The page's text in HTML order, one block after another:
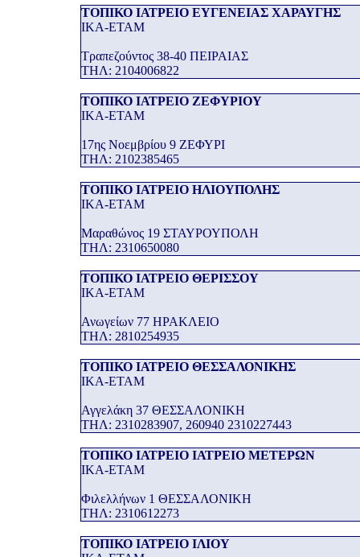
ΤΟΠΙΚΟ ΙΑΤΡΕΙΟ ΕΥΓΕΝΕΙΑΣ ΧΑΡΑΥΓΗΣ
ΙΚΑ-ΕΤΑΜ
Τραπεζούντος 38-40 ΠΕΙΡΑΙΑΣ
THΛ: 2104006822
ΤΟΠΙΚΟ ΙΑΤΡΕΙΟ ΖΕΦΥΡΙΟΥ
ΙΚΑ-ΕΤΑΜ
17ης Νοεμβρίου 9 ΖΕΦΥΡΙ
THΛ: 2102385465
ΤΟΠΙΚΟ ΙΑΤΡΕΙΟ ΗΛΙΟΥΠΟΛΗΣ
ΙΚΑ-ΕΤΑΜ
Μαραθώνος 19 ΣΤΑΥΡΟΥΠΟΛΗ
THΛ: 2310650080
ΤΟΠΙΚΟ ΙΑΤΡΕΙΟ ΘΕΡΙΣΣΟΥ
ΙΚΑ-ΕΤΑΜ
Ανωγείων 77 ΗΡΑΚΛΕΙΟ
THΛ: 2810254935
ΤΟΠΙΚΟ ΙΑΤΡΕΙΟ ΘΕΣΣΑΛΟΝΙΚΗΣ
ΙΚΑ-ΕΤΑΜ
Αγγελάκη 37 ΘΕΣΣΑΛΟΝΙΚΗ
THΛ: 2310283907, 260940 2310227443
ΤΟΠΙΚΟ ΙΑΤΡΕΙΟ ΙΑΤΡΕΙΟ ΜΕΤΕΡΩΝ
ΙΚΑ-ΕΤΑΜ
Φιλελλήνων 1 ΘΕΣΣΑΛΟΝΙΚΗ
THΛ: 2310612273
ΤΟΠΙΚΟ ΙΑΤΡΕΙΟ ΙΛΙΟΥ